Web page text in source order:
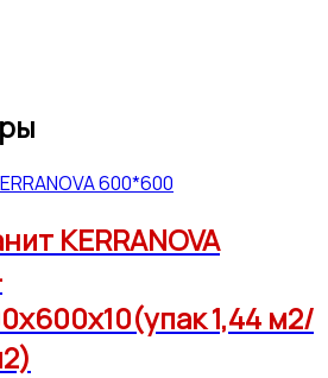
600*600
KERRANOVA
1,44 м2/